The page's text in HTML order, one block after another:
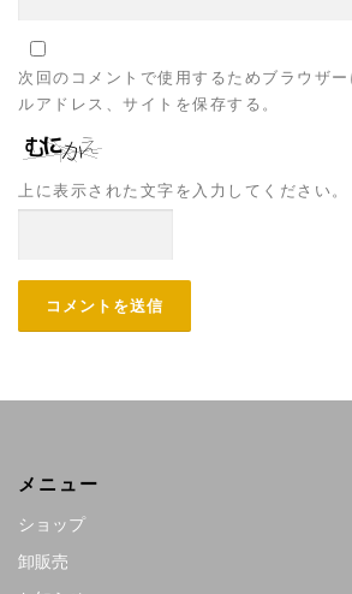
次回のコメントで使用するためブラウザ
ルアドレス、サイトを保存する。
上に表示された文字を入力してください。
メニュー
ショップ
卸販売